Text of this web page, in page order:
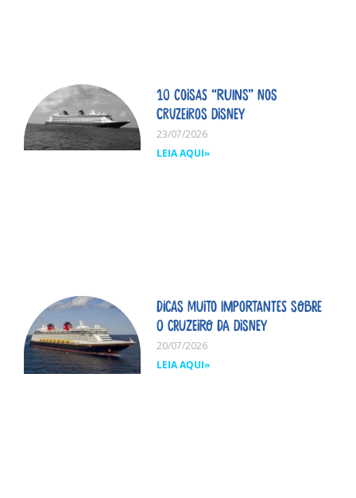
10 coisas “ruins” nos
cruzeiros Disney
23/07/2026
LEIA AQUI»
Dicas MUITO importantes sobre
o cruzeiro da Disney
20/07/2026
LEIA AQUI»